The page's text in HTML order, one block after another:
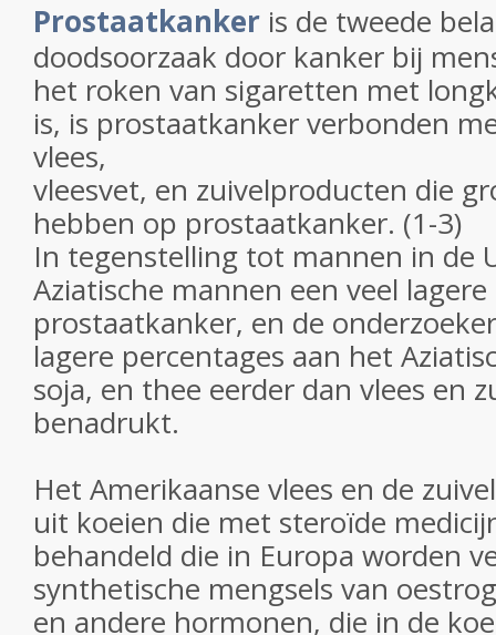
Prostaatkanker is de tweede
doodsoorzaak door kanker bij
het roken van sigaretten met
is, is prostaatkanker verbonden
vlees,
vleesvet, en zuivelproducten die
hebben op prostaatkanker. (1-3)
In tegenstelling tot mannen in de
Aziatische mannen een veel
prostaatkanker, en de
lagere percentages aan het
soja, en thee eerder dan vlees en
benadrukt.
Het Amerikaanse vlees en de
uit koeien die met steroïde
behandeld die in Europa worden
synthetische mengsels van
en andere hormonen, die in de